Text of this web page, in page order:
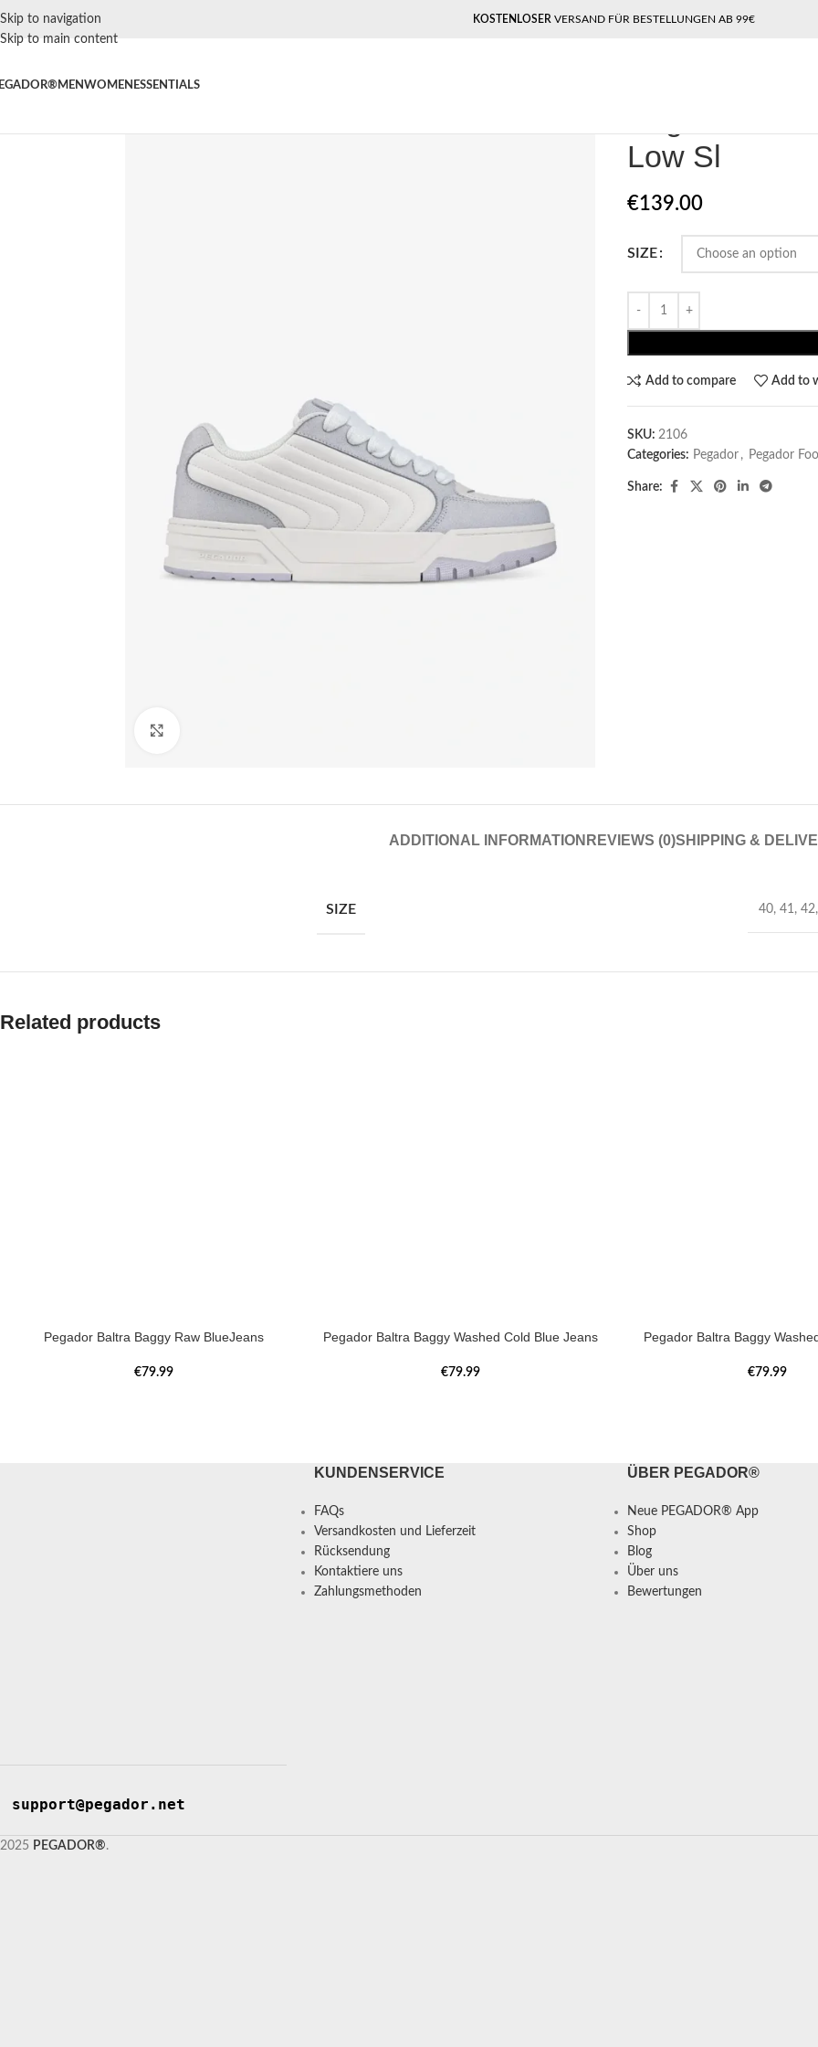
Skip to navigation
Skip to main content
KOSTENLOSER VERSAND FÜR BESTELLUNGEN AB 99€
MENWOMEN ESSENTIALS
Low Sl
€139.00
SIZE
Add to compare Add to
SKU: 2106
Categories: Pegador​ , Pegador
Share:
ADDITIONAL INFORMATION REVIEWS (0)SHIPPING &
SIZE 40, 41 , 42,
Related products
Pegador Baltra Baggy Raw BlueJeans
€79.99
Pegador Baltra Baggy Washed Cold Blue Jeans
€79.99
Pegador Baltra Baggy
€79.99
support@pegador.net
KUNDENSERVICE
FAQs
Versandkosten und Lieferzeit
Rücksendung
Kontaktiere uns
Zahlungsmethoden
ÜBER PEGADOR®
Neue PEGADOR® App
Shop
Blog
Über uns
Bewertungen
2025 PEGADOR®.